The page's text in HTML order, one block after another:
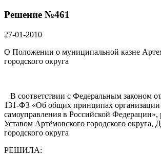
Решение №461
27-01-2010
О Положении о муниципальной казне
городского округа
В соответствии с Федеральным законом
131-ФЗ «Об общих принципах организации
самоуправления в Российской Федерации»,
Уставом Артёмовского городского округа,
городского округа
РЕШИЛА: